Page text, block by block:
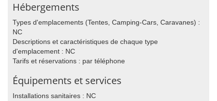
Hébergements
Types d'emplacements (Tentes, Camping-Cars, Caravanes) :
NC
Descriptions et caractéristiques de chaque type
d'emplacement : NC
Tarifs et réservations : par téléphone
Équipements et services
Installations sanitaires : NC